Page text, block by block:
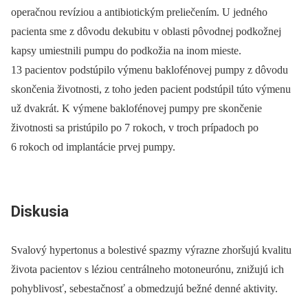
operačnou revíziou a antibio­tickým preliečením. U jedného
pacienta sme z dôvodu dekubitu v oblasti pôvodnej podkožnej
kapsy umiestnili pumpu do podkožia na inom mieste.
13 pacientov podstúpilo výmenu baklofénovej pumpy z dôvodu
skončenia životnosti, z toho jeden pacient podstúpil túto výmenu
už dvakrát. K výmene baklofénovej pumpy pre skončenie
životnosti sa pristúpilo po 7 rokoch, v troch prípadoch po
6 rokoch od implantácie prvej pumpy.
Diskusia
Svalový hypertonus a bolestivé spazmy výrazne zhoršujú kvalitu
života pacientov s léziou centrálneho motoneurónu, znižujú ich
pohyblivosť, sebestačnosť a obmedzujú bežné denné aktivity.